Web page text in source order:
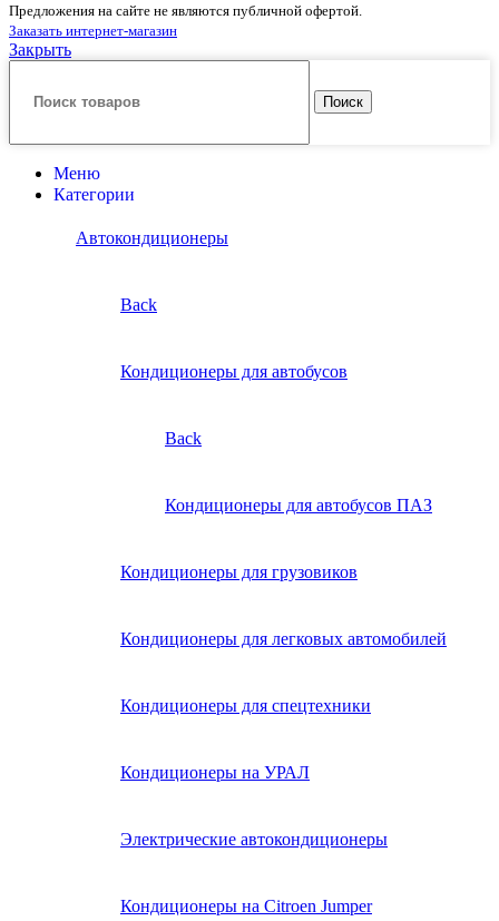
Предложения на сайте не являются публичной офертой.
Заказать интернет-магазин
Закрыть
Поиск
Меню
Категории
Автокондиционеры
Back
Кондиционеры для автобусов
Back
Кондиционеры для автобусов ПАЗ
Кондиционеры для грузовиков
Кондиционеры для легковых автомобилей
Кондиционеры для спецтехники
Кондиционеры на УРАЛ
Электрические автокондиционеры
Кондиционеры на Citroen Jumper